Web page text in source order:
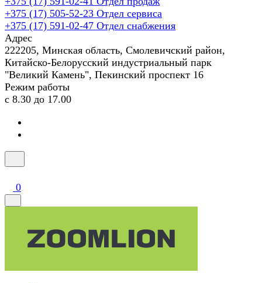
+375 (17) 505-52-23 Отдел сервиса
+375 (17) 591-02-47 Отдел снабжения
Адрес
222205, Минская область, Смолевичский район,
Китайско-Белорусский индустриальный парк
"Великий Камень", Пекинский проспект 16
Режим работы
с 8.30 до 17.00
0